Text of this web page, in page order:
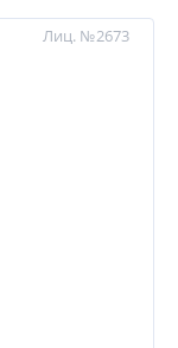
Лиц. №2673